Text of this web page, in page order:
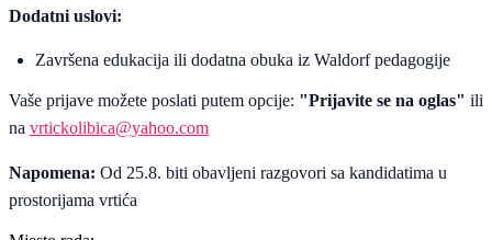
Dodatni uslovi:
Završena edukacija ili dodatna obuka iz Waldorf pedagogije
Vaše prijave možete poslati putem opcije: "Prijavite se na oglas" ili
na vrtickolibica@yahoo.com
Napomena: Od 25.8. biti obavljeni razgovori sa kandidatima u
prostorijama vrtića